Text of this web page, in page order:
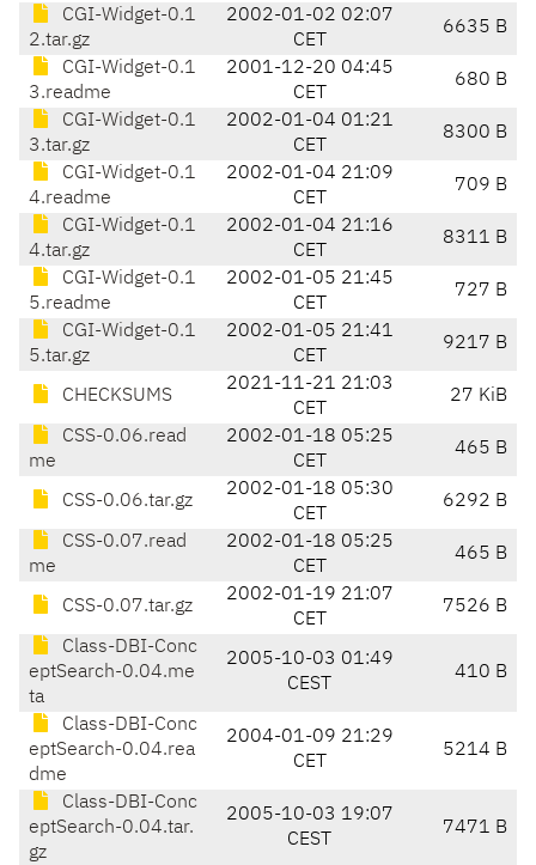
CGI-Widget-0.1
2.tar.gz
2002-01-02 02:07
CET
6635 B
CGI-Widget-0.1
3.readme
2001-12-20 04:45
CET
680 B
CGI-Widget-0.1
3.tar.gz
2002-01-04 01:21
CET
8300 B
CGI-Widget-0.1
4.readme
2002-01-04 21:09
CET
709 B
CGI-Widget-0.1
4.tar.gz
2002-01-04 21:16
CET
8311 B
CGI-Widget-0.1
5.readme
2002-01-05 21:45
CET
727 B
CGI-Widget-0.1
5.tar.gz
2002-01-05 21:41
CET
9217 B
CHECKSUMS
2021-11-21 21:03
CET
27 KiB
CSS-0.06.read
me
2002-01-18 05:25
CET
465 B
CSS-0.06.tar.gz
2002-01-18 05:30
CET
6292 B
CSS-0.07.read
me
2002-01-18 05:25
CET
465 B
CSS-0.07.tar.gz
2002-01-19 21:07
CET
7526 B
Class-DBI-Conc
eptSearch-0.04.me
ta
2005-10-03 01:49
CEST
410 B
Class-DBI-Conc
eptSearch-0.04.rea
dme
2004-01-09 21:29
CET
5214 B
Class-DBI-Conc
eptSearch-0.04.tar.
gz
2005-10-03 19:07
CEST
7471 B